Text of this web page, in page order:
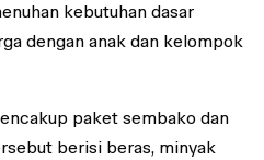
kebutuhan dasar
dengan anak dan kelompok
paket sembako dan
berisi beras, minyak